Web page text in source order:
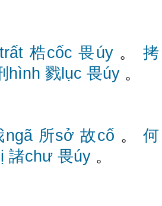
梏cốc 畏úy。拷
hình 戮lục 畏úy 。
ngã 所sở 故cố 。 何
諸chư 畏úy 。